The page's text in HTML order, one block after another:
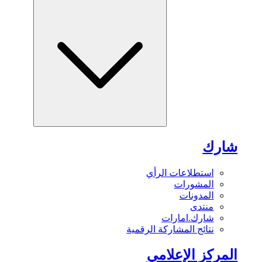
شارك
استطلاعات الرأي
المشورات
المدونات
منتدى
شارك.امارات
نتائج المشاركة الرقمية
المركز الإعلامي